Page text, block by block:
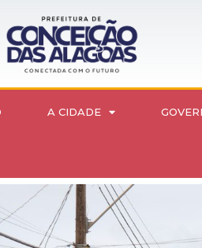
A CIDADE
vias públicas continua por